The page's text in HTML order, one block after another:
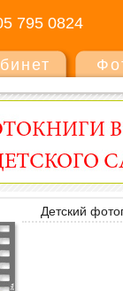
795 0824
Детский